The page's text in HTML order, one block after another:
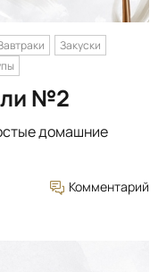
Закуски
№2
домашние
Комментарий